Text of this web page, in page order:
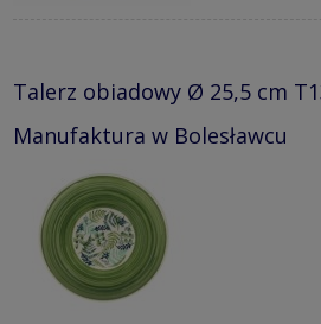
Talerz obiadowy Ø 25,5 cm
Manufaktura w Bolesławcu